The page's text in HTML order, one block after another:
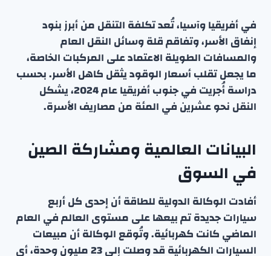
في أفريقيا وآسيا، تُعد تكلفة التنقل من أبرز بنود
إنفاق الأسر، وتفاقم قلة وسائل النقل العام
والمسافات الطويلة الاعتماد على المركبات الخاصة،
ما يجعل تقلب أسعار الوقود يثقل كاهل الأسر. بحسب
دراسة أُجريت في جنوب أفريقيا عام 2024، يشكل
النقل نحو عشرين في المئة من مصاريف الأسرة.
البيانات العالمية ومشاركة الصين
في السوق
أفادت الوكالة الدولية للطاقة أن إحدى كل أربع
سيارات جديدة تم بيعها على مستوى العالم في العام
الماضي كانت كهربائية. وتُوقع الوكالة أن مبيعات
السيارات الكهربائية قد وصلت إلى 23 مليون وحدة، أي